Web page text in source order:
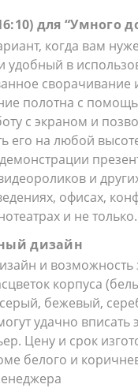
для “Умного
когда вам
удобный в
сворачивание
полотна с
с экраном и
его на любой
и
офисах,
и не только.
дизайн
и возможность
корпуса
бежевый,
удачно вписать
Цену и срок
белого и